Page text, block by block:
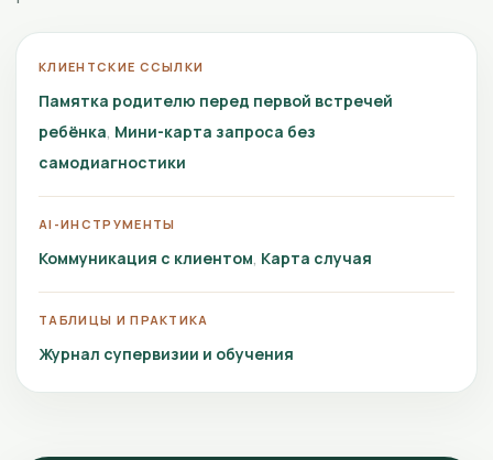
КЛИЕНТСКИЕ ССЫЛКИ
Памятка родителю перед первой встречей
ребёнка Мини-карта запроса без
самодиагностики
AI-ИНСТРУМЕНТЫ
Коммуникация с клиентом Карта случая
ТАБЛИЦЫ И ПРАКТИКА
Журнал супервизии и обучения